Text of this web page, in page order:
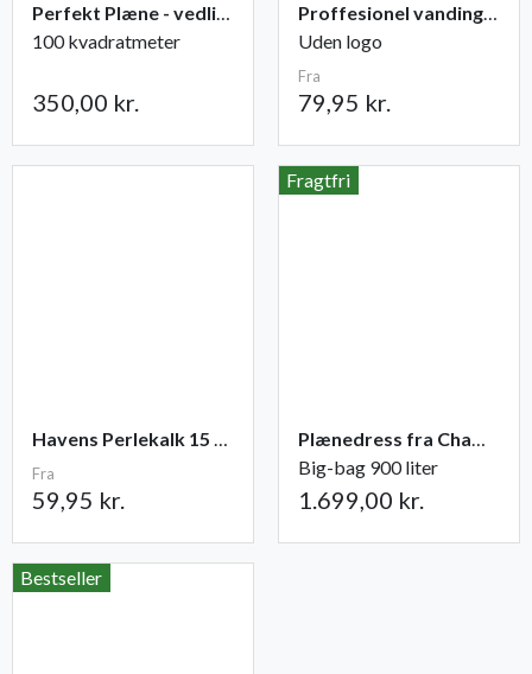
Perfekt Plæne - vedligeholdelse
100 kvadratmeter
350,00 kr.
Proffesionel vandingspose 100 liter
Uden logo
Fra
79,95 kr.
Havens Perlekalk 15 KG.
Fra
59,95 kr.
Fragtfri
Plænedress fra Champost
Big-bag 900 liter
1.699,00 kr.
Bestseller